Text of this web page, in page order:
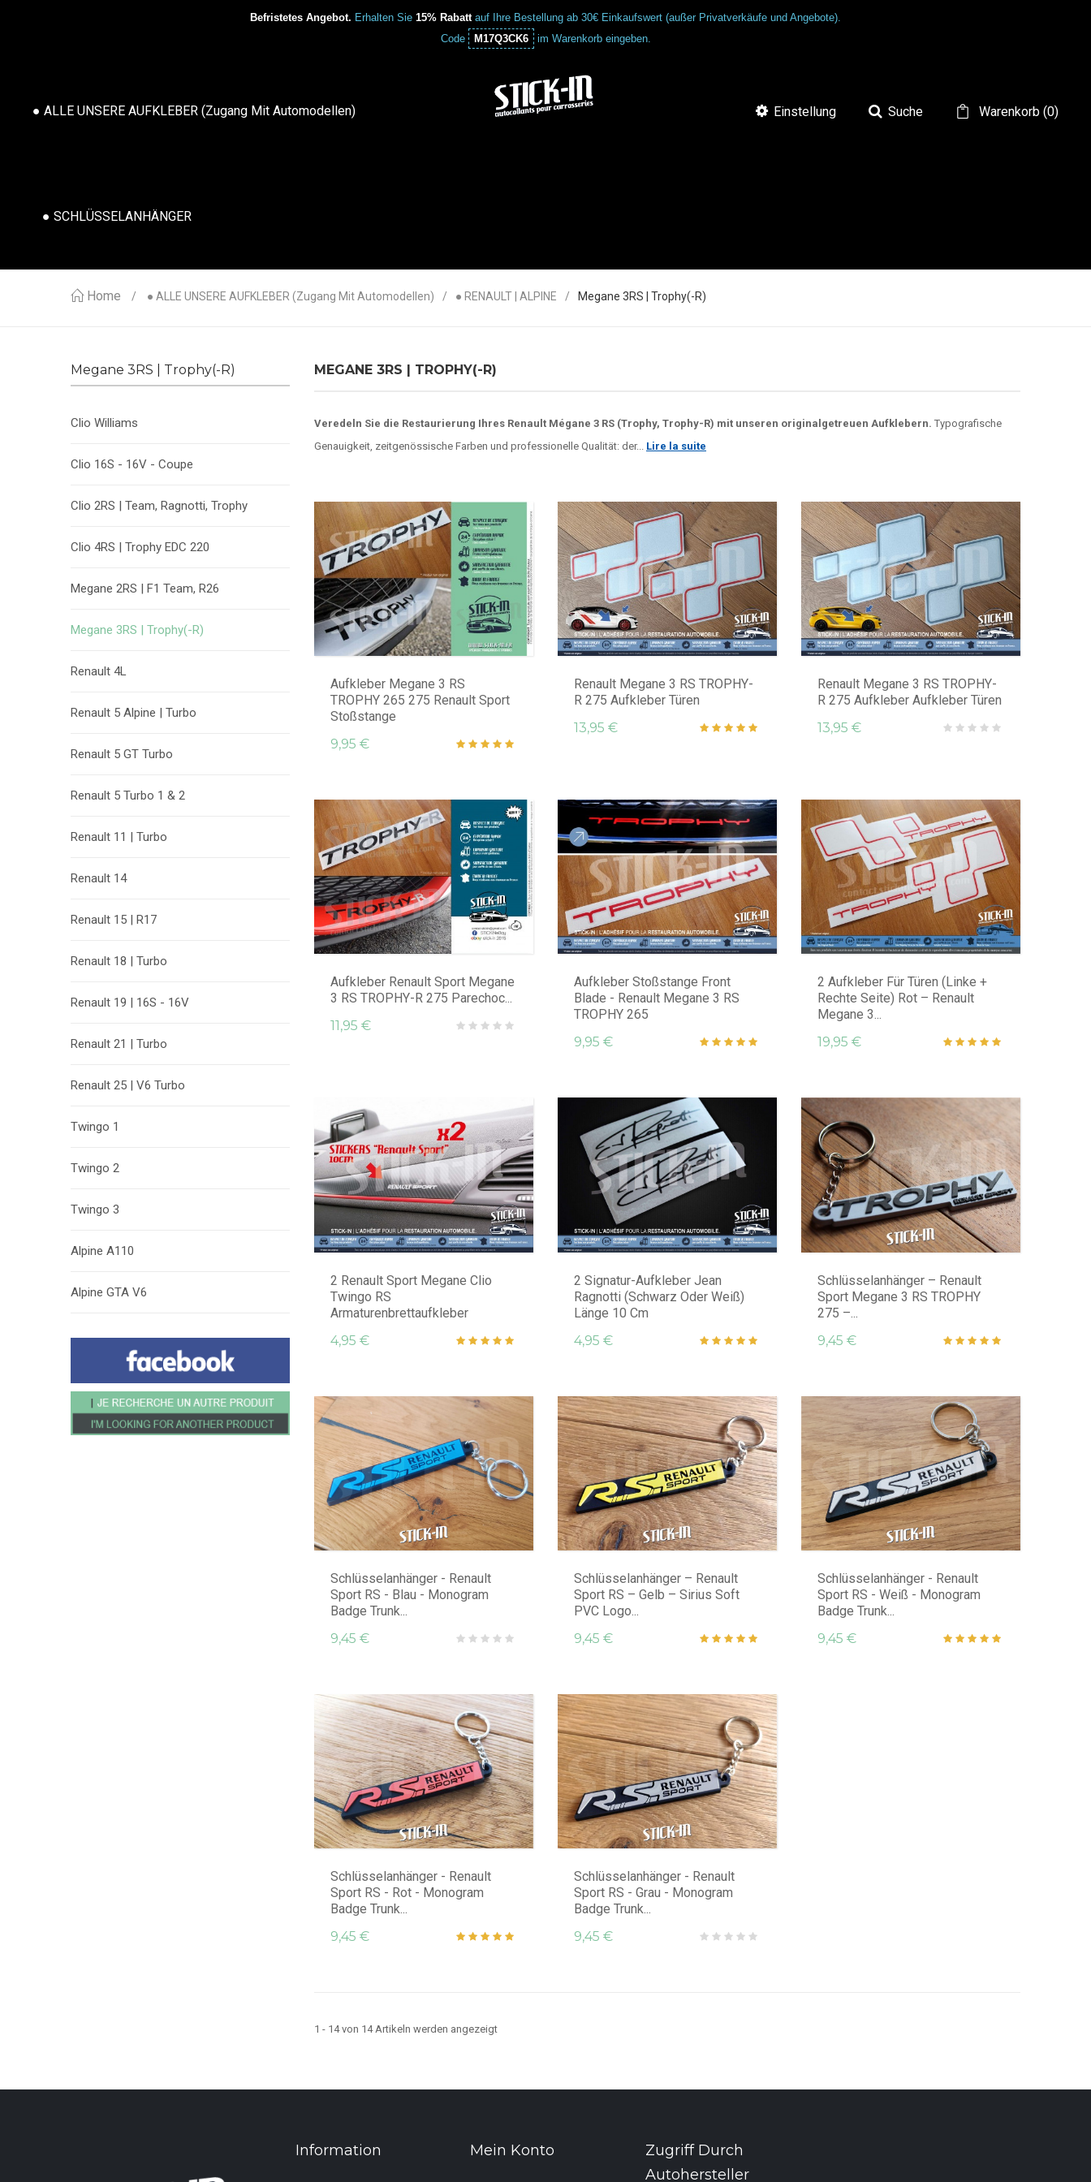
Befristetes Angebot. Erhalten Sie 15% Rabattauf Ihre Bestellung ab 30€ Einkaufswert (außer Privatverkäufe und Angebote).
Code
M17Q3CK6 im Warenkorb eingeben.
● ALLE UNSERE AUFKLEBER (Zugang Mit Automodellen)
● SCHLÜSSELANHÄNGER
Warenkorb(0)
Suche
Einstellung
Home ● ALLE UNSERE AUFKLEBER (Zugang Mit Automodellen) ● RENAULT | ALPINE Megane 3RS | Trophy(-R)
Megane 3RS | Trophy(-R)
Clio Williams
Clio 16S - 16V - Coupe
Clio 2RS | Team, Ragnotti, Trophy
Clio 4RS | Trophy EDC 220
Megane 2RS | F1 Team, R26
Megane 3RS | Trophy(-R)
Renault 4L
Renault 5 Alpine | Turbo
Renault 5 GT Turbo
Renault 5 Turbo 1 & 2
Renault 11 | Turbo
Renault 14
Renault 15 | R17
Renault 18 | Turbo
Renault 19 | 16S - 16V
Renault 21 | Turbo
Renault 25 | V6 Turbo
Twingo 1
Twingo 2
Twingo 3
Alpine A110
Alpine GTA V6
MEGANE 3RS | TROPHY(-R)
Veredeln Sie die Restaurierung Ihres Renault Mégane 3 RS (Trophy, Trophy-R) mit unseren originalgetreuen Aufklebern. Typografische
Genauigkeit, zeitgenössische Farben und professionelle Qualität: der... Lire la suite
Aufkleber Megane 3 RS
TROPHY 265 275 Renault Sport
Stoßstange
9,95 €
Renault Megane 3 RS TROPHY-
R 275 Aufkleber Türen
13,95 €
Renault Megane 3 RS TROPHY-
R 275 Aufkleber Aufkleber Türen
13,95 €
Aufkleber Renault Sport Megane
3 RS TROPHY-R 275 Parechoc...
11,95 €
Aufkleber Stoßstange Front
Blade - Renault Megane 3 RS
TROPHY 265
9,95 €
2 Aufkleber Für Türen (linke +
Rechte Seite) Rot – Renault
Megane 3...
19,95 €
2 Renault Sport Megane Clio
Twingo RS
Armaturenbrettaufkleber
4,95 €
2 Signatur-Aufkleber Jean
Ragnotti (Schwarz Oder Weiß)
Länge 10 Cm
4,95 €
Schlüsselanhänger – Renault
Sport Megane 3 RS TROPHY
275 –...
9,45 €
Schlüsselanhänger - Renault
Sport RS - Blau - Monogram
Badge Trunk...
9,45 €
Schlüsselanhänger – Renault
Sport RS – Gelb – Sirius Soft
PVC Logo...
9,45 €
Schlüsselanhänger - Renault
Sport RS - Weiß - Monogram
Badge Trunk...
9,45 €
Schlüsselanhänger - Renault
Sport RS - Rot - Monogram
Badge Trunk...
9,45 €
Schlüsselanhänger - Renault
Sport RS - Grau - Monogram
Badge Trunk...
9,45 €
1 - 14 von 14 Artikeln werden angezeigt
Information Mein Konto
Zugriff Durch
Autohersteller